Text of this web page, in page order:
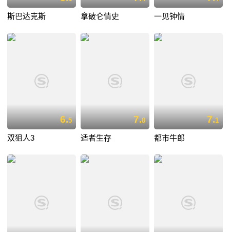
斯巴达克斯 拿破仑情史 一见钟情
6.5
双狙人3
7.8
适者生存
7.1
都市牛郎